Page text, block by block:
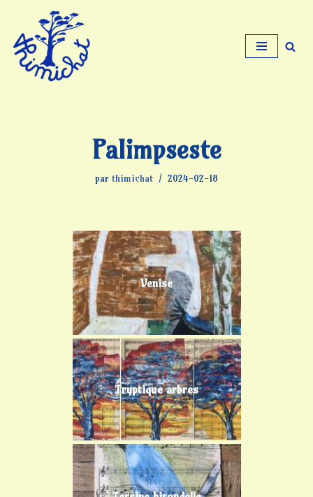
Aller
au
contenu
Palimpseste
par thimichat 2024-02-18
Venise
Tryptique arbres